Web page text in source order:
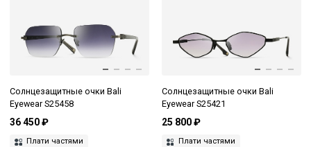
Солнцезащитные очки Bali
Eyewear S25458
36 450 ₽
Плати частями
Солнцезащитные очки Bali
Eyewear S25421
25 800 ₽
Плати частями